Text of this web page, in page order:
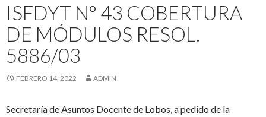
ISFDYT N° 43 COBERTURA
DE MÓDULOS RESOL.
5886/03
FEBRERO 14, 2022 ADMIN
Secretaría de Asuntos Docente de Lobos, a pedido de la